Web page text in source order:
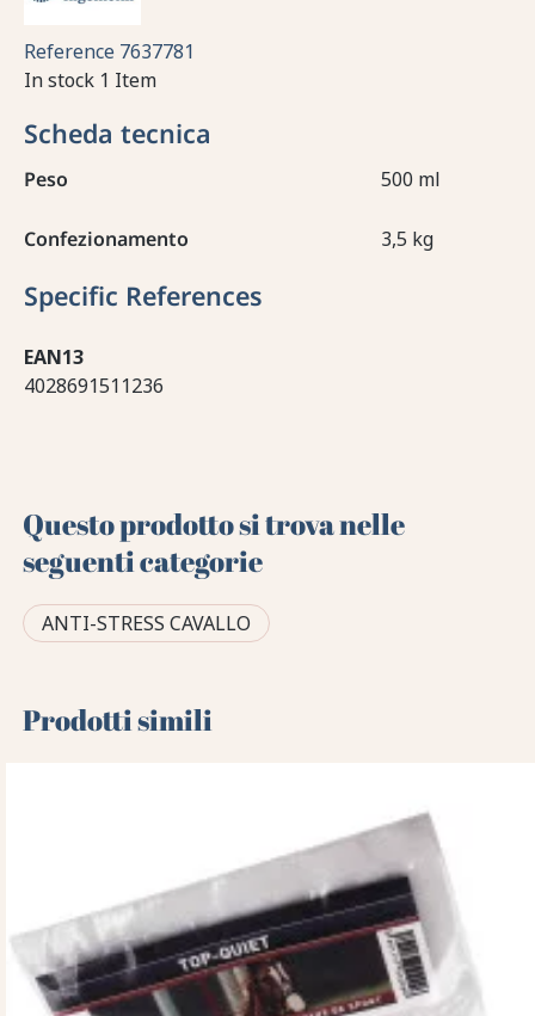
Reference 7637781
In stock 1 Item
Scheda tecnica
Peso 500 ml
Confezionamento 3,5 kg
Specific References
EAN13
4028691511236
Questo prodotto si trova nelle
seguenti categorie
ANTI-STRESS CAVALLO
Prodotti simili